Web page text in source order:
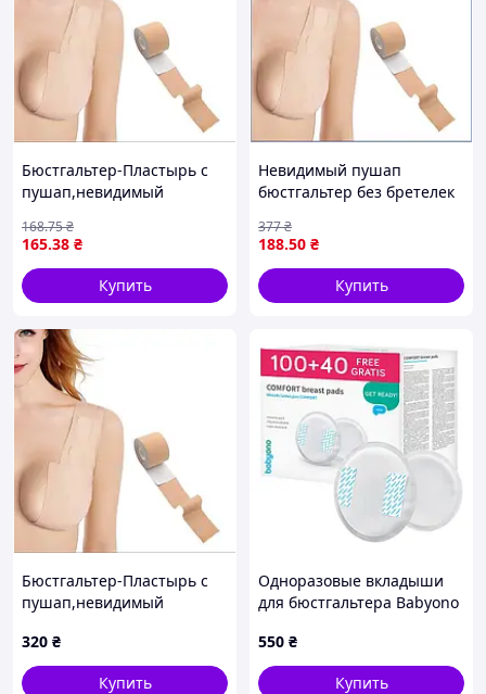
Бюстгальтер-Пластырь с
пушап,невидимый
Кинезиотейп для
подтягивания груди
165.38 ₴
168.75₴
Купить
Невидимый пушап
бюстгальтер без бретелек
кинезиотейп для
поддержки груди
188.50 ₴
377₴
Купить
Бюстгальтер-Пластырь с
пушап,невидимый
Кинезиотейп для
подтягивания груди
320 ₴
Купить
Одноразовые вкладыши
для бюстгальтера Babyono
550 ₴
Купить